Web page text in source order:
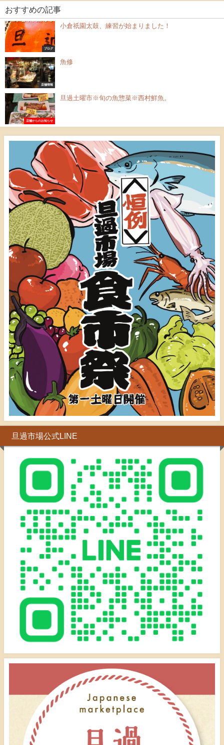
おすすめの記事
ブログ
小倉祇園太鼓、練習が始まりました！
店舗情報
魚修
店舗からのお知らせ
旦過土曜市※旬の魚惣菜※西村鮮魚。
旦過市場公式LINE